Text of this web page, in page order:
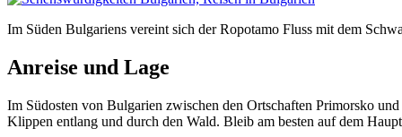
Im Süden Bulgariens vereint sich der Ropotamo Fluss mit dem
Anreise und Lage
Im Südosten von Bulgarien zwischen den Ortschaften Primorsko
Klippen entlang und durch den Wald. Bleib am besten auf dem